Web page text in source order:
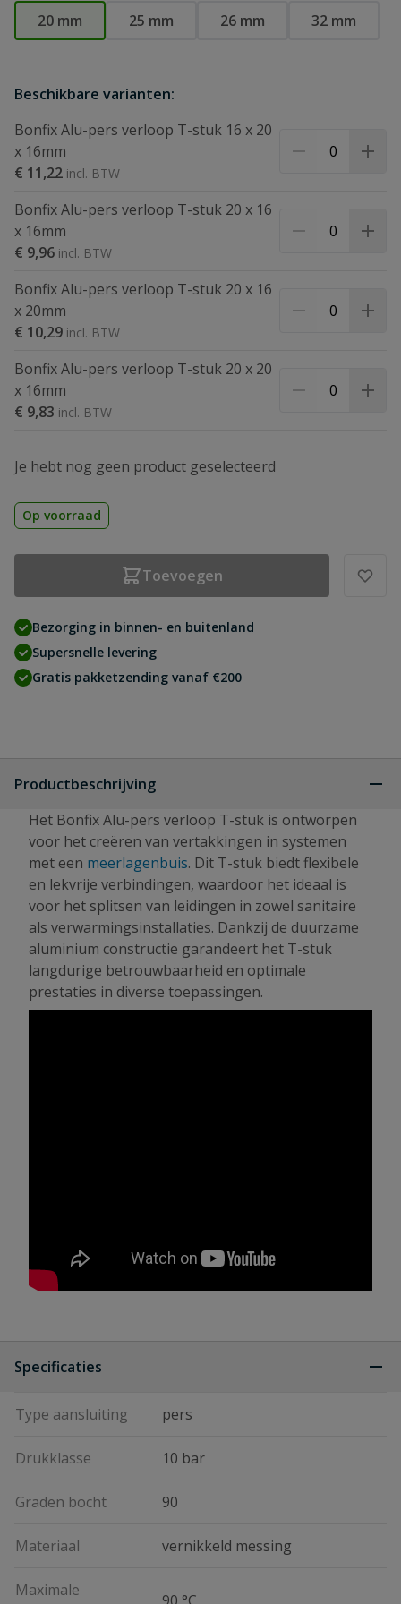
20 mm 25 mm 26 mm 32 mm
Beschikbare varianten:
Bonfix Alu-pers verloop T-stuk 16 x 20
x 16mm
€ 11,22
Bonfix Alu-pers verloop T-stuk 20 x 16
x 16mm
€ 9,96
Bonfix Alu-pers verloop T-stuk 20 x 16
x 20mm
€ 10,29
Bonfix Alu-pers verloop T-stuk 20 x 20
x 16mm
€ 9,83
Je hebt nog geen product geselecteerd
Op voorraad
Toevoegen
Bezorging in binnen- en buitenland
Supersnelle levering
Gratis pakketzending vanaf €200
Productbeschrijving
Het Bonfix Alu-pers verloop T-stuk is ontworpen
voor het creëren van vertakkingen in systemen
met een meerlagenbuis. Dit T-stuk biedt flexibele
en lekvrije verbindingen, waardoor het ideaal is
voor het splitsen van leidingen in zowel sanitaire
als verwarmingsinstallaties. Dankzij de duurzame
aluminium constructie garandeert het T-stuk
langdurige betrouwbaarheid en optimale
prestaties in diverse toepassingen.
Specificaties
Type aansluiting pers
Drukklasse 10 bar
Graden bocht 90
Materiaal vernikkeld messing
Maximale